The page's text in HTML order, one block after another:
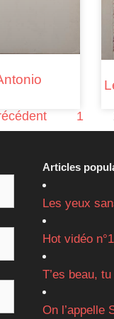
1
Articles
Les yeux
Hot vidéo n°1
T’es beau,
On l’appelle